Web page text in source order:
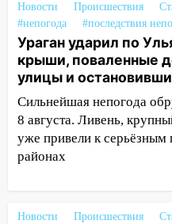
закончится
сохранятся 9
13:15 Трижды
житель
знакомого 191
13:14 Ураган
проспекте
Дерево
Новости Происшествия
#непогода
#последствия
Ураган ударил по
крыши, поваленные
улицы и
Сильнейшая непогода
8 августа. Ливень,
уже привели к серьёзным
районах
Новости Происшествия